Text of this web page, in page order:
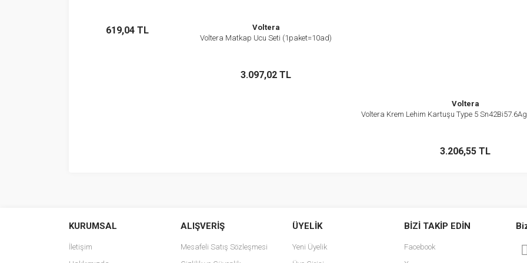
619,04 TL
Stokta Yok
Voltera
Voltera Matkap Ucu Seti (1paket=10ad)
3.097,02 TL
İncele
Stokta Yok
Voltera
Voltera Krem Lehim Kartuşu Type 5
3.206,55 TL
İncele
Stokta Yok
KURUMSAL
İletişim
ALIŞVERİŞ
Mesafeli Satış Sözleşmesi
ÜYELİK
Yeni Üyelik
BİZİ TAKİP EDİN
Facebook